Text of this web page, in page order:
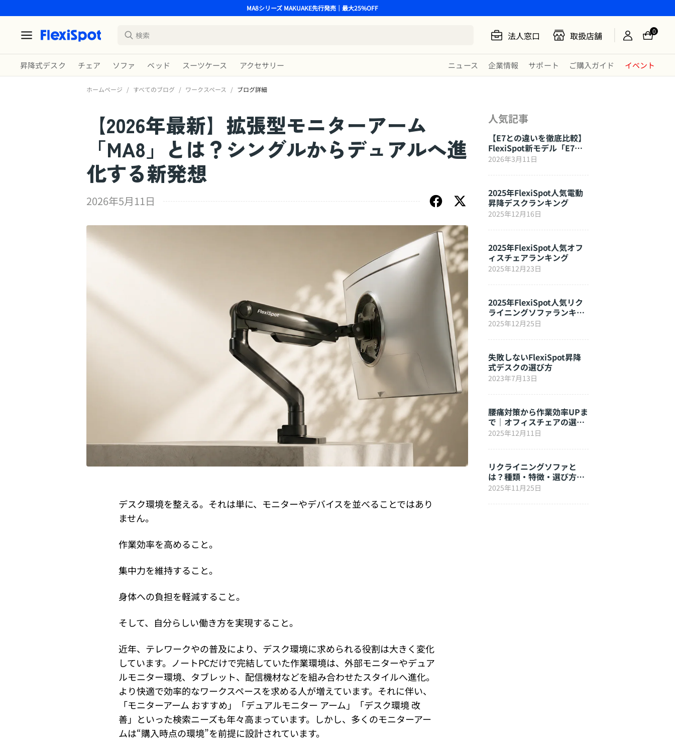
MA8シリーズ MAKUAKE先行発売｜最大25%OFF
法人窓口 取扱店舗 0
昇降式デスク チェア ソファ ベッド スーツケース アクセサリー ニュース 企業情報 サポート ご購入ガイド イベント
ホームページ / すべてのブログ / ワークスペース / ブログ詳細
【2026年最新】拡張型モニターアーム
「MA8」とは？シングルからデュアルへ進
化する新発想
2026年5月11日
デスク環境を整える。それは単に、モニターやデバイスを並べることではあり
ません。
作業効率を高めること。
集中力を維持すること。
身体への負担を軽減すること。
そして、自分らしい働き方を実現すること。
近年、テレワークやの普及により、デスク環境に求められる役割は大きく変化
しています。ノートPCだけで完結していた作業環境は、外部モニターやデュア
ルモニター環境、タブレット、配信機材などを組み合わせたスタイルへ進化。
より快適で効率的なワークスペースを求める人が増えています。それに伴い、
「モニターアーム おすすめ」「デュアルモニター アーム」「デスク環境 改
善」といった検索ニーズも年々高まっています。しかし、多くのモニターアー
ムは“購入時点の環境”を前提に設計されています。
人気記事
【E7との違いを徹底比較】
FlexiSpot新モデル「E7
Click」はここが進化した
2026年3月11日
2025年FlexiSpot人気電動
昇降デスクランキング
2025年12月16日
2025年FlexiSpot人気オフ
ィスチェアランキング
2025年12月23日
2025年FlexiSpot人気リク
ライニングソファランキン
グ
2025年12月25日
失敗しないFlexiSpot昇降
式デスクの選び方
2023年7月13日
腰痛対策から作業効率UPま
で｜オフィスチェアの選び
方完全ガイド
2025年12月11日
リクライニングソファと
は？種類・特徴・選び方を
徹底解説
2025年11月25日